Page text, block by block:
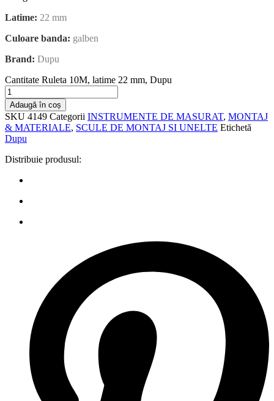
Latime: 22 mm
Culoare banda: galben
Brand: Dupu
Cantitate Ruleta 10M, latime 22 mm, Dupu
Adaugă în coș
SKU 4149 Categorii INSTRUMENTE DE MASURAT, MONTAJ
& MATERIALE, SCULE DE MONTAJ SI UNELTE Etichetă
Dupu
Distribuie produsul: